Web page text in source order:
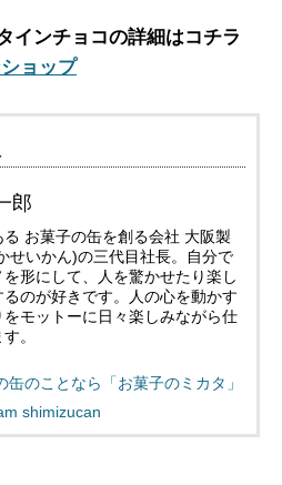
インチョコの詳細はコチラ
ョップ
郎
お菓子の缶を創る会社 大阪製
せいかん)の三代目社長。自分で
形にして、人を驚かせたり楽し
るのが好きです。人の心を動かす
をモットーに日々楽しみながら仕
。
のことなら「お菓子のミカタ」
shimizucan